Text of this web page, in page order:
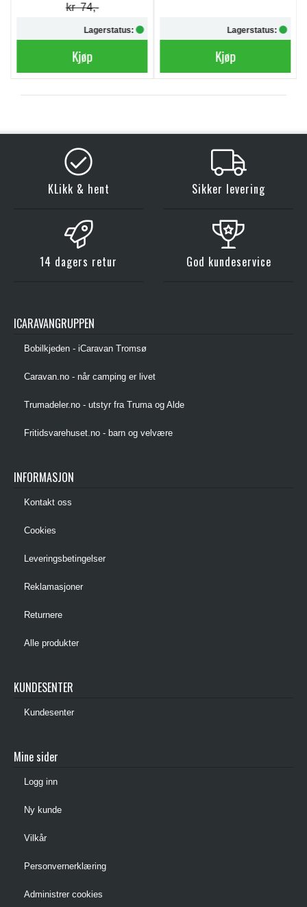
kr 74,-
Lagerstatus:
Kjøp
Lagerstatus:
Kjøp
KLikk & hent Sikker levering
14 dagers retur God kundeservice
ICARAVANGRUPPEN
Bobilkjeden - iCaravan Tromsø
Caravan.no - når camping er livet
Trumadeler.no - utstyr fra Truma og Alde
Fritidsvarehuset.no - barn og velvære
INFORMASJON
Kontakt oss
Cookies
Leveringsbetingelser
Reklamasjoner
Returnere
Alle produkter
KUNDESENTER
Kundesenter
Mine sider
Logg inn
Ny kunde
Vilkår
Personvernerklæring
Administrer cookies